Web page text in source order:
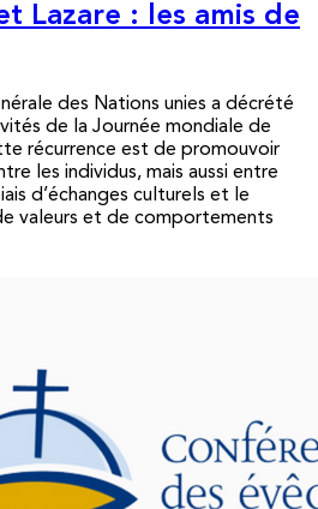
Lazare : les amis de
des Nations unies a décrété
de la Journée mondiale de
récurrence est de promouvoir
les individus, mais aussi entre
d’échanges culturels et le
valeurs et de comportements